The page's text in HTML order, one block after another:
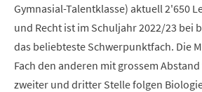
Gymnasial-Talentklasse) aktuell 2'650
und Recht ist im Schuljahr 2022/23 bei
das beliebteste Schwerpunktfach. Die
Fach den anderen mit grossem Abstand
zweiter und dritter Stelle folgen